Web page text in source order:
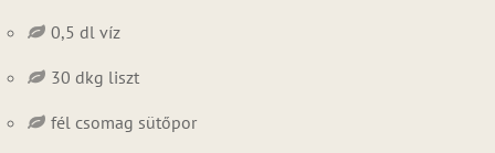
0,5 dl víz
30 dkg liszt
fél csomag sütőpor